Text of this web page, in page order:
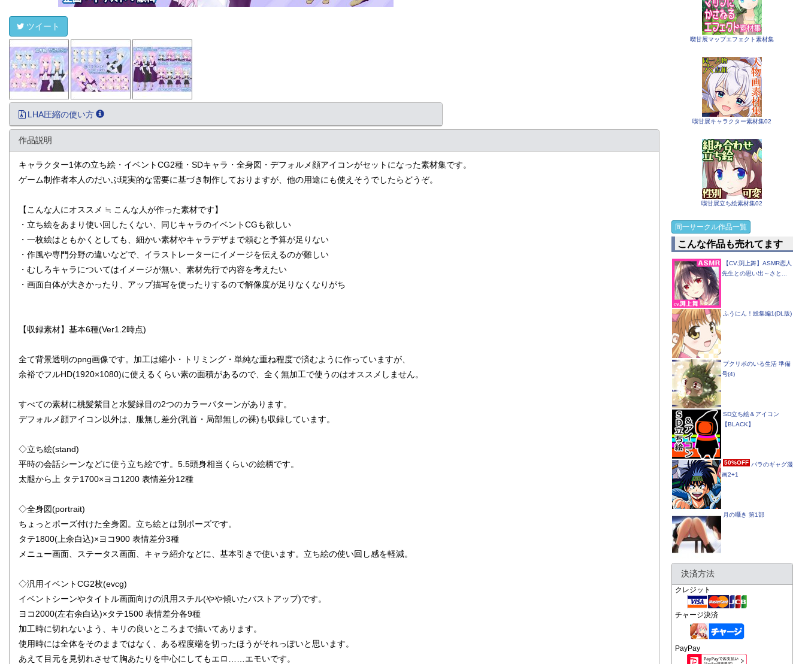
ツイート
LHA圧縮の使い方
作品説明
キャラクター1体の立ち絵・イベントCG2種・SDキャラ・全身図・デフォルメ顔アイコンがセットになった素材集です。
ゲーム制作者本人のだいぶ現実的な需要に基づき制作しておりますが、他の用途にも使えそうでしたらどうぞ。
【こんな人にオススメ ≒ こんな人が作った素材です】
・立ち絵をあまり使い回したくない、同じキャラのイベントCGも欲しい
・一枚絵はともかくとしても、細かい素材やキャラデザまで頼むと予算が足りない
・作風や専門分野の違いなどで、イラストレーターにイメージを伝えるのが難しい
・むしろキャラについてはイメージが無い、素材先行で内容を考えたい
・画面自体が大きかったり、アップ描写を使ったりするので解像度が足りなくなりがち
【収録素材】基本6種(Ver1.2時点)
全て背景透明のpng画像です。加工は縮小・トリミング・単純な重ね程度で済むように作っていますが、
余裕でフルHD(1920×1080)に使えるくらい素の面積があるので、全く無加工で使うのはオススメしません。
すべての素材に桃髪紫目と水髪緑目の2つのカラーパターンがあります。
デフォルメ顔アイコン以外は、服無し差分(乳首・局部無しの裸)も収録しています。
◇立ち絵(stand)
平時の会話シーンなどに使う立ち絵です。5.5頭身相当くらいの絵柄です。
太腿から上 タテ1700×ヨコ1200 表情差分12種
◇全身図(portrait)
ちょっとポーズ付けた全身図。立ち絵とは別ポーズです。
タテ1800(上余白込)×ヨコ900 表情差分3種
メニュー画面、ステータス画面、キャラ紹介などに、基本引きで使います。立ち絵の使い回し感を軽減。
◇汎用イベントCG2枚(evcg)
イベントシーンやタイトル画面向けの汎用スチル(やや傾いたバストアップ)です。
ヨコ2000(左右余白込)×タテ1500 表情差分各9種
加工時に切れないよう、キリの良いところまで描いてあります。
使用時には全体をそのままではなく、ある程度端を切ったほうがそれっぽいと思います。
あえて目元を見切れさせて胸あたりを中心にしてもエロ……エモいです。
喫甘展マップエフェクト素材集
喫甘展キャラクター素材集02
喫甘展立ち絵素材集02
同一サークル作品一覧
こんな作品も売れてます
【CV.渕上舞】ASMR恋人
先生との思い出～さと...
ふうにん！総集編1(DL版)
プクリポのいる生活 準備
号(4)
SD立ち絵＆アイコン
【BLACK】
50%OFF パラのギャグ漫
画2+1
月の囁き 第1部
決済方法
クレジット
チャージ決済
PayPay